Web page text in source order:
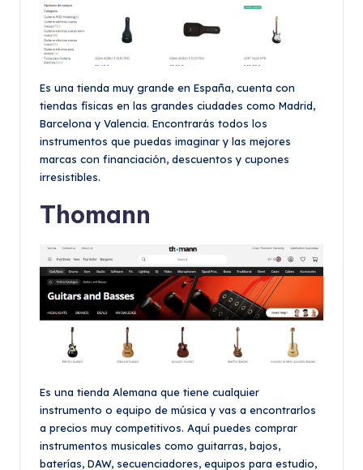
Es una tienda muy grande en España, cuenta con
tiendas físicas en las grandes ciudades como Madrid,
Barcelona y Valencia. Encontrarás todos los
instrumentos que puedas imaginar y las mejores
marcas con financiación, descuentos y cupones
irresistibles.
Thomann
Es una tienda Alemana que tiene cualquier
instrumento o equipo de música y vas a encontrarlos
a precios muy competitivos. Aquí puedes comprar
instrumentos musicales como guitarras, bajos,
baterías, DAW, secuenciadores, equipos para estudio,